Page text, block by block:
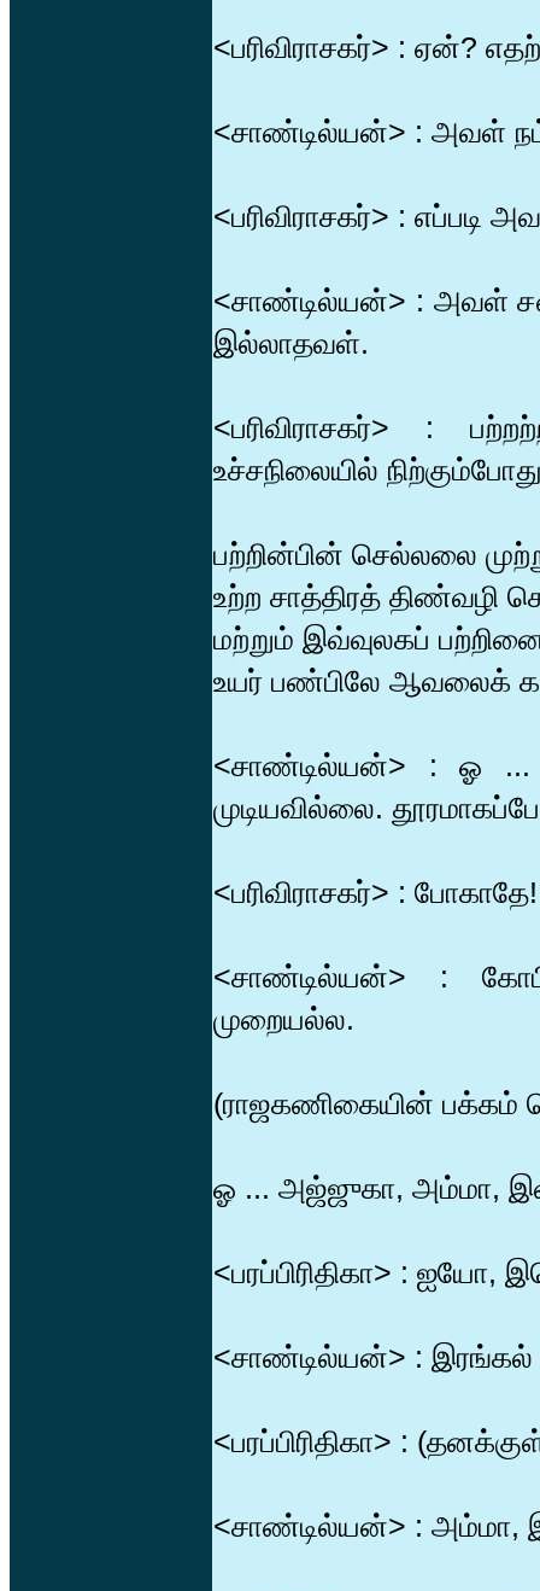
<பரிவிராசகர்> : ஏன்?
<சாண்டில்யன்> : அவள்
<பரிவிராசகர்> : எப்படி
<சாண்டில்யன்> : அவள்
இல்லாதவள்.
<பரிவிராசகர்> :
உச்சநிலையில்
பற்றின்பின் செல்லலை
உற்ற சாத்திரத் திண்வழி
மற்றும் இவ்வுலகப்
உயர் பண்பிலே ஆவலைக்
<சாண்டில்யன்> : ஓ
முடியவில்லை.
<பரிவிராசகர்> :
<சாண்டில்யன்> :
முறையல்ல.
(ராஜகணிகையின் பக்கம்
ஓ ... அஜ்ஜுகா, அம்மா,
<பரப்பிரிதிகா> : ஐயோ,
<சாண்டில்யன்> : இரங்கல்
<பரப்பிரிதிகா> :
<சாண்டில்யன்> :